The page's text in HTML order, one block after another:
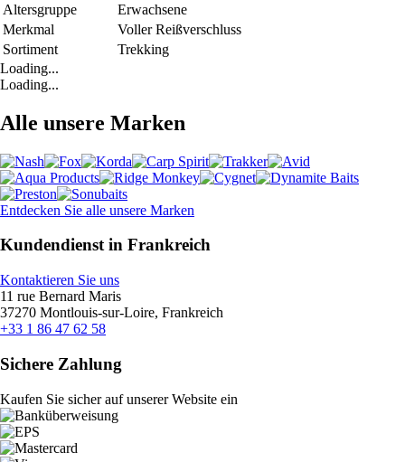
Altersgruppe
Erwachsene
Merkmal
Voller Reißverschluss
Sortiment
Trekking
Loading...
Loading...
Alle unsere Marken
Entdecken Sie alle unsere Marken
Kundendienst in Frankreich
Kontaktieren Sie uns
11 rue Bernard Maris
37270 Montlouis-sur-Loire, Frankreich
+33 1 86 47 62 58
Sichere Zahlung
Kaufen Sie sicher auf unserer Website ein